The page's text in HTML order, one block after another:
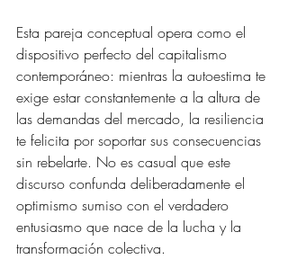
Esta pareja conceptual opera como el
dispositivo perfecto del capitalismo
contemporáneo: mientras la autoestima te
exige estar constantemente a la altura de
las demandas del mercado, la resiliencia
te felicita por soportar sus consecuencias
sin rebelarte. No es casual que este
discurso confunda deliberadamente el
optimismo sumiso con el verdadero
entusiasmo que nace de la lucha y la
transformación colectiva.